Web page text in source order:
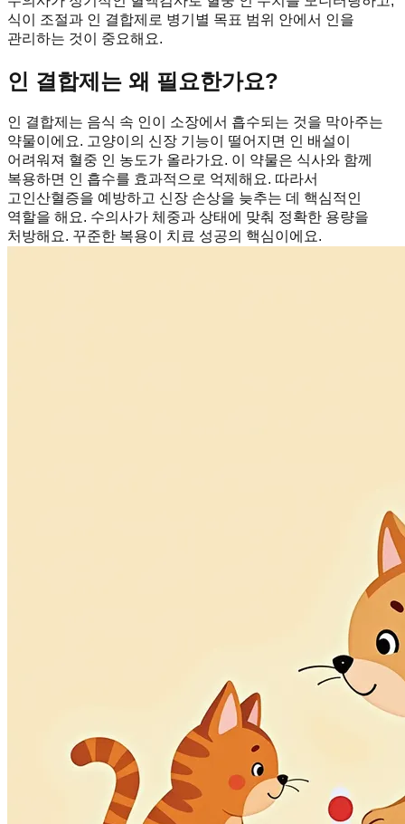
식이 조절과 인 결합제로 병기별 목표 범위 안에서 인을
관리하는 것이 중요해요.
인 결합제는 왜 필요한가요?
인 결합제는 음식 속 인이 소장에서 흡수되는 것을 막아주는
약물이에요. 고양이의 신장 기능이 떨어지면 인 배설이
어려워져 혈중 인 농도가 올라가요. 이 약물은 식사와 함께
복용하면 인 흡수를 효과적으로 억제해요. 따라서
고인산혈증을 예방하고 신장 손상을 늦추는 데 핵심적인
역할을 해요. 수의사가 체중과 상태에 맞춰 정확한 용량을
처방해요. 꾸준한 복용이 치료 성공의 핵심이에요.